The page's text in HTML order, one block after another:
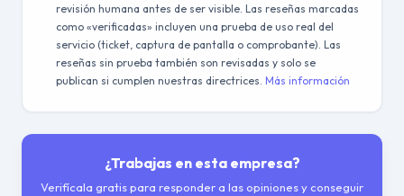
revisión humana antes de ser visible. Las reseñas marcadas
como «verificadas» incluyen una prueba de uso real del
servicio (ticket, captura de pantalla o comprobante). Las
reseñas sin prueba también son revisadas y solo se
publican si cumplen nuestras directrices. Más información
¿Trabajas en esta empresa?
Verifícala gratis para responder a las opiniones y conseguir